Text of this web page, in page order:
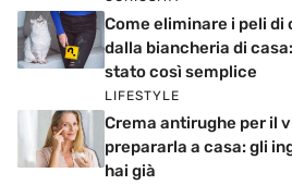
Come eliminare i peli di
dalla biancheria di
stato così semplice
LIFESTYLE
Crema antirughe per il
prepararla a casa: gli
hai già